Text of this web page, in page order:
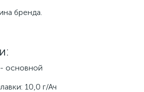
бренда.
основной
10,0 г/Ач